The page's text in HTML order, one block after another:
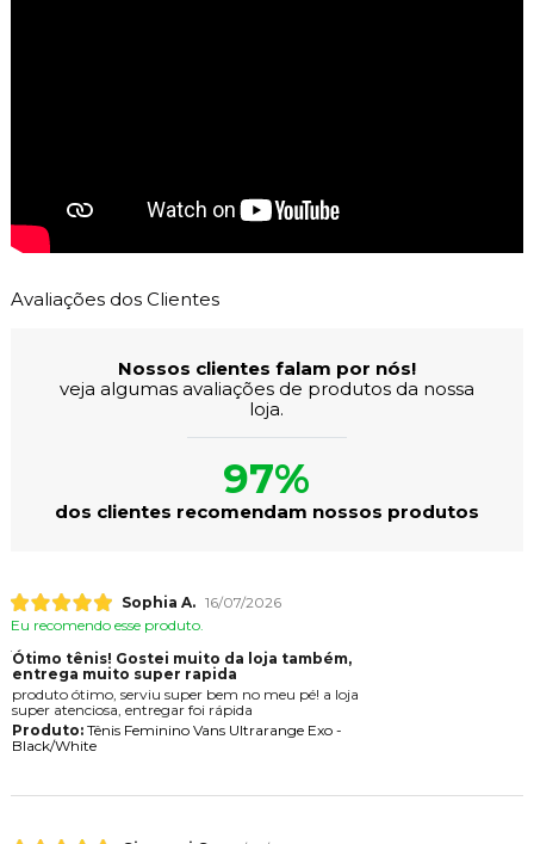
Avaliações dos Clientes
Nossos clientes falam por nós!
veja algumas avaliações de produtos da nossa
loja.
97%
dos clientes recomendam nossos produtos
Sophia A. 16/07/2026
Eu recomendo esse produto.
Ótimo tênis! Gostei muito da loja também,
entrega muito super rapida
produto ótimo, serviu super bem no meu pé! a loja
super atenciosa, entregar foi rápida
Produto:Tênis Feminino Vans Ultrarange Exo -
Black/White